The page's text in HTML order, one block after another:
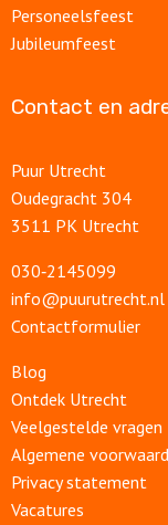
Personeelsfeest
Jubileumfeest
Contact en
Puur Utrecht
Oudegracht 304
3511 PK Utrecht
030‑2145099
info@puurutrecht.nl
Contactformulier
Blog
Ontdek Utrecht
Veelgestelde vragen
Algemene
Privacy statement
Vacatures